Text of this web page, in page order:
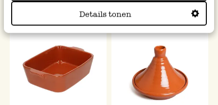
Details tonen